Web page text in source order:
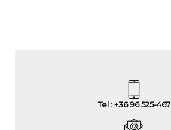
Tel : +36 96 525-467